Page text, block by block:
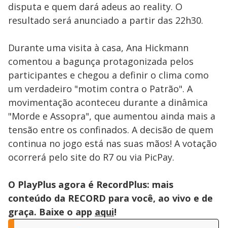
disputa e quem dará adeus ao reality. O
resultado será anunciado a partir das 22h30.
Durante uma visita à casa, Ana Hickmann
comentou a bagunça protagonizada pelos
participantes e chegou a definir o clima como
um verdadeiro "motim contra o Patrão". A
movimentação aconteceu durante a dinâmica
"Morde e Assopra", que aumentou ainda mais a
tensão entre os confinados. A decisão de quem
continua no jogo está nas suas mãos! A votação
ocorrerá pelo site do R7 ou via PicPay.
O PlayPlus agora é RecordPlus: mais
conteúdo da RECORD para você, ao vivo e de
graça. Baixe o app aqui!